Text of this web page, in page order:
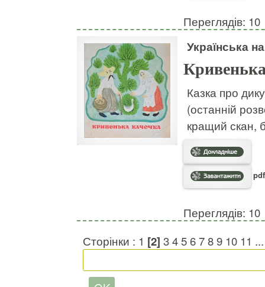
Переглядів: 10
Українська
Казка про
(останній
кращий скан,
Переглядів: 10
Сторінки : 1 [2] 3456789 10 11